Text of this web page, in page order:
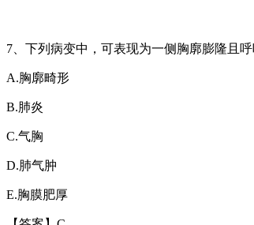
7 、下列病变中，可表现为一侧胸廓膨隆且
A.胸廓畸形
B.肺炎
C.气胸
D.肺气肿
E.胸膜肥厚